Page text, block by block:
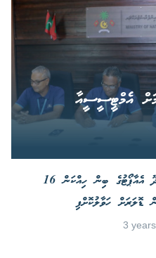
އެމްޓީސީސީއާ
މަކުނުދޫ އެއާޕޯޓުގެ ބިން ހިއްކަން 16
ޑޮލަރަށް ހަވާލުކޮށްފި
3